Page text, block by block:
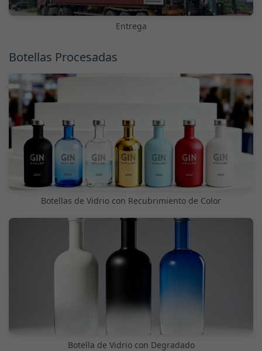
Entrega
Botellas Procesadas
Botellas de Vidrio con Recubrimiento de Color
Botella de Vidrio con Degradado